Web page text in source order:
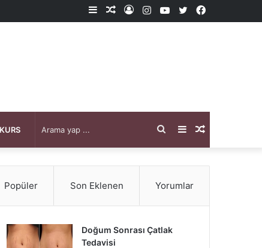
Facebook
X
YouTube
Instagram
Kayıt
Rastgele
Kenar
Rastgele
Makale
Kenar
Bölmesi
Arama
yap
Popüler Son Eklenen Yorumlar
Doğum Sonrası Çatlak
Tedavisi